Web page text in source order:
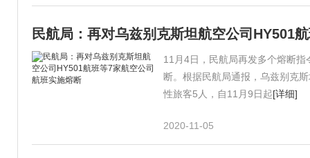
民航局：再对乌兹别克斯坦航空公司HY501
11月4日，民航局再发多个熔断
断。根据民航局通报，乌兹别克
性旅客5人，自11月9日起[详细]
2020-11-05